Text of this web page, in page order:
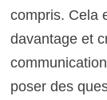
compris. Cela
davantage et
poser des